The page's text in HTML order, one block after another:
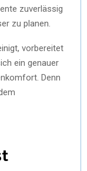
zuverlässig
zu planen.
vorbereitet
ein genauer
Denn